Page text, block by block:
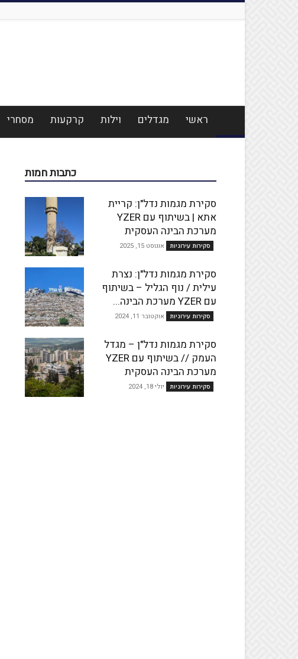
ראשי מגדלים וילות קרקעות מסחרי
כתבות חמות
סקירת מגמות נדל"ן: קריית
אתא | בשיתוף עם YZER
מערכת הבינה העסקית
סקירות עירוניות אוגוסט 15, 2025
סקירת מגמות נדל"ן: נצרת
עילית / נוף הגליל – בשיתוף
עם YZER מערכת הבינה...
סקירות עירוניות אוקטובר 11, 2024
סקירת מגמות נדל"ן – מגדל
העמק // בשיתוף עם YZER
מערכת הבינה העסקית
סקירות עירוניות יולי 18, 2024